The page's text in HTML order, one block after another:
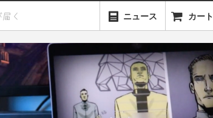
ニュース カート